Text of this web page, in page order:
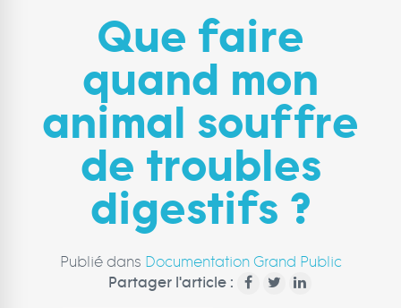
Que faire
quand mon
animal souffre
de troubles
digestifs ?
Publié dans Documentation Grand Public
Partager l'article :